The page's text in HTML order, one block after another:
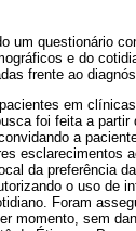
um questionário
e do
frente ao
em
foi feita a
a
esclarecimentos
da preferência
o uso de
Foram
momento, sem